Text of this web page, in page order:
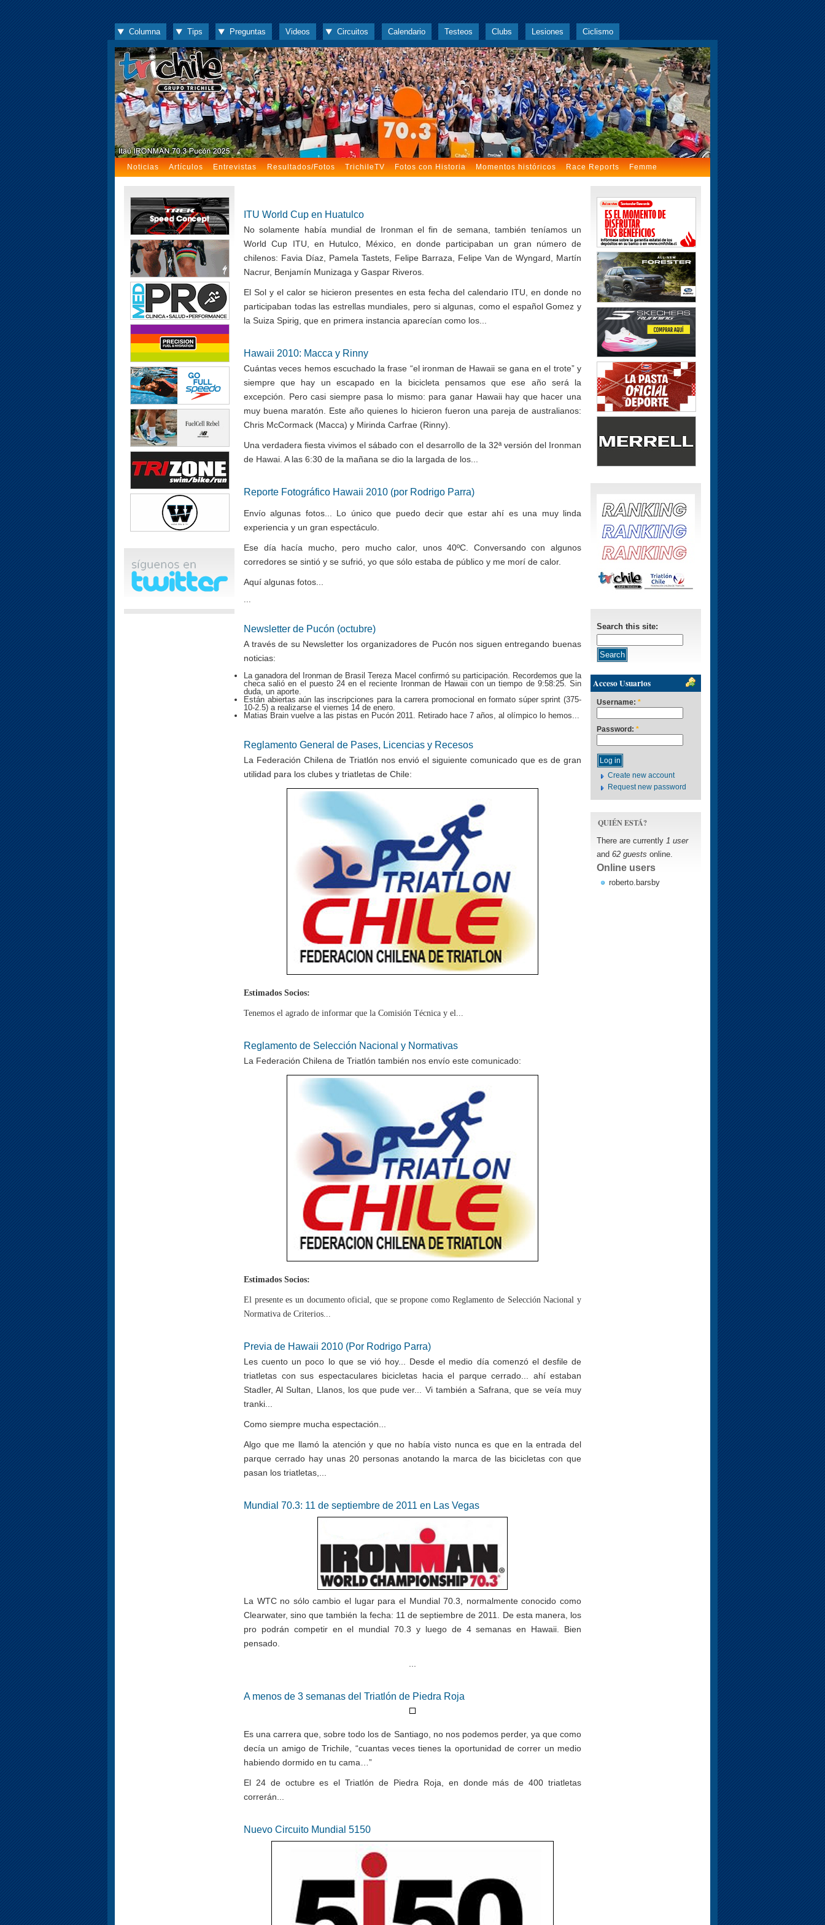
Columna Tips Preguntas Videos Circuitos Calendario Testeos Clubs Lesiones Ciclismo
Noticias Artículos Entrevistas Resultados/Fotos TrichileTV Fotos con Historia Momentos históricos Race Reports Femme
ITU World Cup en Huatulco
No solamente había mundial de Ironman el fin de semana, también teníamos un
World Cup ITU, en Hutulco, México, en donde participaban un gran número de
chilenos: Favia Díaz, Pamela Tastets, Felipe Barraza, Felipe Van de Wyngard, Martín
Nacrur, Benjamín Munizaga y Gaspar Riveros.
El Sol y el calor se hicieron presentes en esta fecha del calendario ITU, en donde no
participaban todas las estrellas mundiales, pero si algunas, como el español Gomez y
la Suiza Spirig, que en primera instancia aparecían como los...
Hawaii 2010: Macca y Rinny
Cuántas veces hemos escuchado la frase “el ironman de Hawaii se gana en el trote” y
siempre que hay un escapado en la bicicleta pensamos que ese año será la
excepción. Pero casi siempre pasa lo mismo: para ganar Hawaii hay que hacer una
muy buena maratón. Este año quienes lo hicieron fueron una pareja de australianos:
Chris McCormack (Macca) y Mirinda Carfrae (Rinny).
Una verdadera fiesta vivimos el sábado con el desarrollo de la 32ª versión del Ironman
de Hawai. A las 6:30 de la mañana se dio la largada de los...
Reporte Fotográfico Hawaii 2010 (por Rodrigo Parra)
Envío algunas fotos... Lo único que puedo decir que estar ahí es una muy linda
experiencia y un gran espectáculo.
Ese día hacía mucho, pero mucho calor, unos 40ºC. Conversando con algunos
corredores se sintió y se sufrió, yo que sólo estaba de público y me morí de calor.
Aquí algunas fotos...
...
Newsletter de Pucón (octubre)
A través de su Newsletter los organizadores de Pucón nos siguen entregando buenas
noticias:
La ganadora del Ironman de Brasil Tereza Macel confirmó su participación. Recordemos que la
checa salió en el puesto 24 en el reciente Ironman de Hawaii con un tiempo de 9:58:25. Sin
duda, un aporte.
Están abiertas aún las inscripciones para la carrera promocional en formato súper sprint (375-
10-2.5) a realizarse el viernes 14 de enero.
Matias Brain vuelve a las pistas en Pucón 2011. Retirado hace 7 años, al olímpico lo hemos...
Reglamento General de Pases, Licencias y Recesos
La Federación Chilena de Triatlón nos envió el siguiente comunicado que es de gran
utilidad para los clubes y triatletas de Chile:
Estimados Socios:
Tenemos el agrado de informar que la Comisión Técnica y el...
Reglamento de Selección Nacional y Normativas
La Federación Chilena de Triatlón también nos envío este comunicado:
Estimados Socios:
El presente es un documento oficial, que se propone como Reglamento de Selección Nacional y
Normativa de Criterios...
Previa de Hawaii 2010 (Por Rodrigo Parra)
Les cuento un poco lo que se vió hoy... Desde el medio día comenzó el desfile de
triatletas con sus espectaculares bicicletas hacia el parque cerrado... ahí estaban
Stadler, Al Sultan, Llanos, los que pude ver... Vi también a Safrana, que se veía muy
tranki...
Como siempre mucha espectación...
Algo que me llamó la atención y que no había visto nunca es que en la entrada del
parque cerrado hay unas 20 personas anotando la marca de las bicicletas con que
pasan los triatletas,...
Mundial 70.3: 11 de septiembre de 2011 en Las Vegas
La WTC no sólo cambio el lugar para el Mundial 70.3, normalmente conocido como
Clearwater, sino que también la fecha: 11 de septiembre de 2011. De esta manera, los
pro podrán competir en el mundial 70.3 y luego de 4 semanas en Hawaii. Bien
pensado.
A menos de 3 semanas del Triatlón de Piedra Roja
Es una carrera que, sobre todo los de Santiago, no nos podemos perder, ya que como
decía un amigo de Trichile, “cuantas veces tienes la oportunidad de correr un medio
habiendo dormido en tu cama…”
El 24 de octubre es el Triatlón de Piedra Roja, en donde más de 400 triatletas
correrán...
Nuevo Circuito Mundial 5150
Search this site:
Acceso Usuarios
Username: *
Password: *
Create new account
Request new password
QUIÉN ESTÁ?
There are currently 1 user
and 62 guests online.
Online users
roberto.barsby